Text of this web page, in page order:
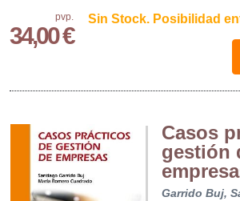
pvp.
34,00 €
Sin Stock. Posibilidad
Casos
gestión
Garrido Buj,